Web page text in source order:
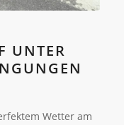
UNTER
Wetter am